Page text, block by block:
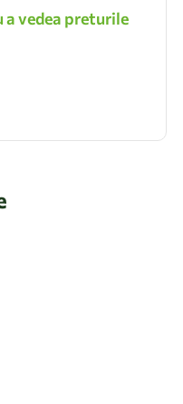
vedea preturile